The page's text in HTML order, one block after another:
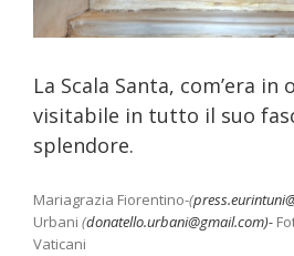
La Scala Santa, com’era
visitabile in tutto il suo
splendore.
Mariagrazia Fiorentino-(
Urbani (donatello.urbani@gmail.com)-
Vaticani